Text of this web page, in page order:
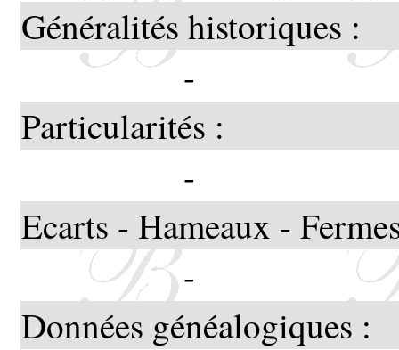
Généralités historiques :
-
Particularités :
-
Ecarts - Hameaux -
-
Données généalogiques :